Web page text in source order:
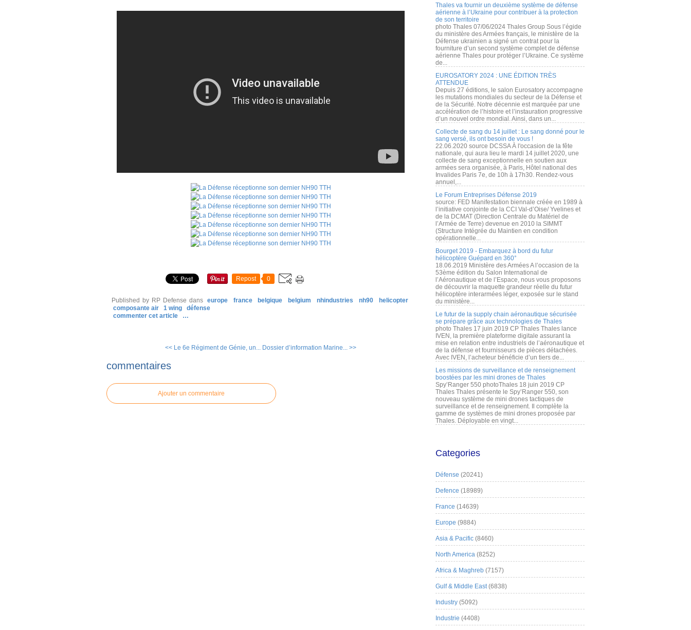
Repost 0
Published by RP Defense dans europe france belgique belgium nhindustries nh90
helicopter
composante air
1 wing
défense
commenter cet article
…
<< Le 6e Régiment de Génie, un... Dossier d’information Marine... >>
commentaires
Ajouter un commentaire
Thales va fournir un deuxième système de défense
aérienne à l’Ukraine pour contribuer à la protection
de son territoire
photo Thales 07/06/2024 Thales Group Sous l’égide
du ministère des Armées français, le ministère de la
Défense ukrainien a signé un contrat pour la
fourniture d’un second système complet de défense
aérienne Thales pour protéger l’Ukraine. Ce système
de...
EUROSATORY 2024 : UNE ÉDITION TRÈS
ATTENDUE
Depuis 27 éditions, le salon Eurosatory accompagne
les mutations mondiales du secteur de la Défense et
de la Sécurité. Notre décennie est marquée par une
accélération de l’histoire et l’instauration progressive
d’un nouvel ordre mondial. Ainsi, dans un...
Collecte de sang du 14 juillet : Le sang donné pour le
sang versé, ils ont besoin de vous !
22.06.2020 source DCSSA À l'occasion de la fête
nationale, qui aura lieu le mardi 14 juillet 2020, une
collecte de sang exceptionnelle en soutien aux
armées sera organisée, à Paris, Hôtel national des
Invalides Paris 7e, de 10h à 17h30. Rendez-vous
annuel,...
Le Forum Entreprises Défense 2019
source: FED Manifestation biennale créée en 1989 à
l’initiative conjointe de la CCI Val-d’Oise/ Yvelines et
de la DCMAT (Direction Centrale du Matériel de
l’Armée de Terre) devenue en 2010 la SIMMT
(Structure Intégrée du Maintien en condition
opérationnelle...
Bourget 2019 - Embarquez à bord du futur
hélicoptère Guépard en 360°
18.06.2019 Ministère des Armées A l’occasion de la
53ème édition du Salon International de
l’Aéronautique et de l’Espace, nous vous proposons
de découvrir la maquette grandeur réelle du futur
hélicoptère interarmées léger, exposée sur le stand
du ministère...
Le futur de la supply chain aéronautique sécurisée
se prépare grâce aux technologies de Thales
photo Thales 17 juin 2019 CP Thales Thales lance
IVEN, la première plateforme digitale assurant la
mise en relation entre industriels de l’aéronautique et
de la défense et fournisseurs de pièces détachées.
Avec IVEN, l’acheteur bénéficie d’un tiers de...
Les missions de surveillance et de renseignement
boostées par les mini drones de Thales
Spy’Ranger 550 photoThales 18 juin 2019 CP
Thales Thales présente le Spy’Ranger 550, son
nouveau système de mini drones tactiques de
surveillance et de renseignement. Il complète la
gamme de systèmes de mini drones proposée par
Thales. Déployable en vingt...
Categories
Défense (20241)
Defence (18989)
France (14639)
Europe (9884)
Asia & Pacific (8460)
North America (8252)
Africa & Maghreb (7157)
Gulf & Middle East(6838)
Industry (5092)
Industrie (4408)